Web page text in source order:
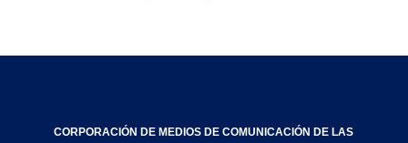
CORPORACIÓN DE MEDIOS DE COMUNICACIÓN DE LAS